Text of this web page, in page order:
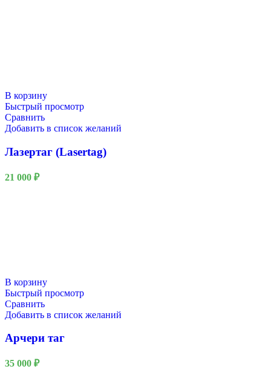
В корзину
Быстрый просмотр
Сравнить
Добавить в список желаний
Лазертаг (Lasertag)
21 000 ₽
В корзину
Быстрый просмотр
Сравнить
Добавить в список желаний
Арчери таг
35 000 ₽